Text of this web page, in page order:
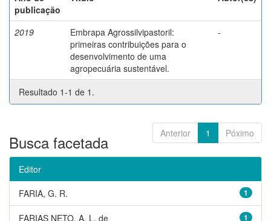
publicação
2019
Embrapa Agrossilvipastoril:
primeiras contribuições para o
desenvolvimento de uma
agropecuária sustentável.
-
Resultado 1-1 de 1.
Anterior 1 Póximo
Busca facetada
Editor
1
FARIA, G. R.
1
FARIAS NETO, A. L. de